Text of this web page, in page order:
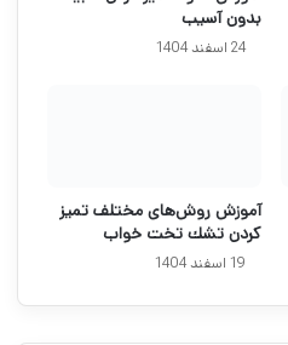
بدون آسیب
24 اسفند 1404
آموزش روش‌های مختلف تميز
كردن تشك تخت خواب
19 اسفند 1404